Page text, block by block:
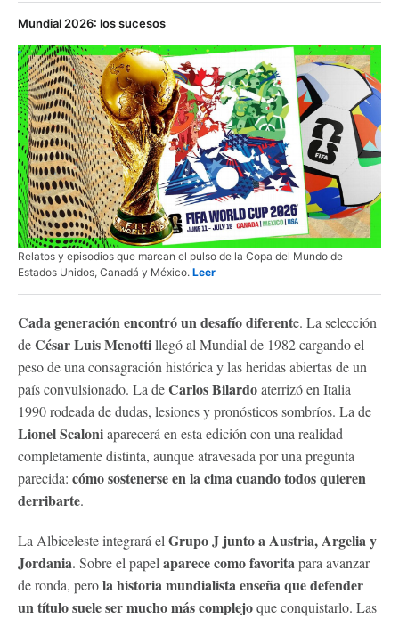
Mundial 2026: los sucesos
Relatos y episodios que marcan el pulso de la Copa del Mundo de
Estados Unidos, Canadá y México. Leer
Cada generación encontró un desafío diferente. La selección
deCésar Luis Menottillegó al Mundial de 1982 cargando el
peso de una consagración histórica y las heridas abiertas de un
país convulsionado. La deCarlos Bilardoaterrizó en Italia
1990 rodeada de dudas, lesiones y pronósticos sombríos. La de
Lionel Scaloniaparecerá en esta edición con una realidad
completamente distinta, aunque atravesada por una pregunta
parecida: cómo sostenerse en la cima cuando todos quieren
derribarte.
La Albiceleste integrará elGrupo J junto a Austria, Argelia y
Jordania. Sobre el papelaparece como favoritapara avanzar
de ronda, perola historia mundialista enseña que defender
un título suele ser mucho más complejoque conquistarlo. Las